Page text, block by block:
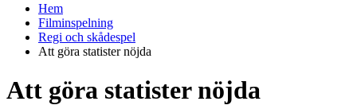
Hem
Filminspelning
Regi och skådespel
Att göra statister nöjda
Att göra statister nöjda